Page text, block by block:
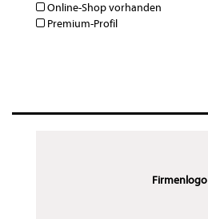
Online-Shop vorhanden
Premium-Profil
Firmenlogo